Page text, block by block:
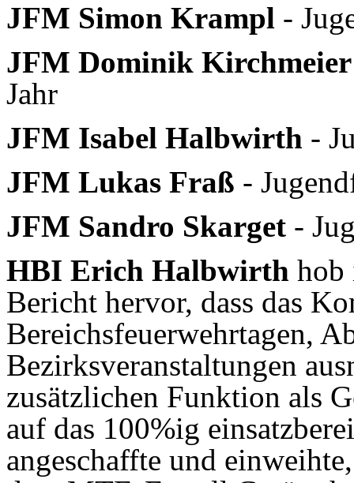
JFM Simon Krampl -
JFM Dominik Kirchmeier
Jahr
JFM Isabel Halbwirth -
JFM Lukas Fraß -
JFM Sandro Skarget -
HBI Erich Halbwirth hob
Bericht hervor, dass das
Bereichsfeuerwehrtagen,
Bezirksveranstaltungen
zusätzlichen Funktion als
auf das 100%ig
angeschaffte und